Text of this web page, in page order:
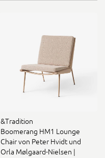
&Tradition
Boomerang HM1 Lounge
Chair von Peter Hvidt und
Orla Mølgaard-Nielsen |